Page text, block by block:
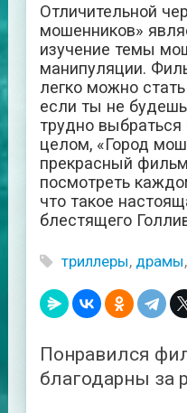
Отличительной
мошенников»
изучение темы
манипуляции.
легко можно
если ты не
трудно выбраться
целом, «Город
прекрасный
посмотреть
что такое
блестящего
триллеры, драмы,
Понравился
благодарны за